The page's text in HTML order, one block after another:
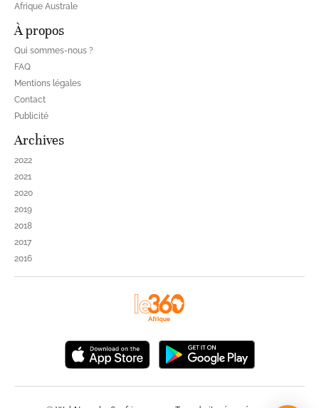
Afrique Australe
À propos
Qui sommes-nous ?
FAQ
Mentions légales
Contact
Publicité
Archives
2022
2021
2020
2019
2018
2017
2016